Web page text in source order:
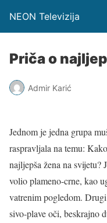
NEON Televizija
Priča o
Admir Karić
Jednom je jedna grupa
raspravljala na temu:
najljepša žena na svijetu?
volio plameno-crne, kao
vatrenim pogledom.
sivo-plave oči, beskrajno